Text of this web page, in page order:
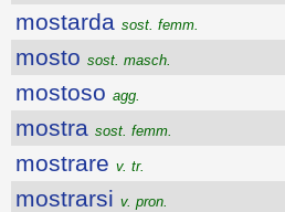
mostarda sost. femm.
mosto sost. masch.
mostoso agg.
mostra sost. femm.
mostrare v. tr.
mostrarsi v. pron.